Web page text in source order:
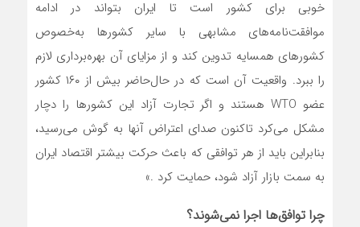
خوبی برای کشور است تا ایران بتواند در ادامه
موافقت‌نامه‌‌‌‌‌های مشابهی با سایر کشورها به‌خصوص
کشورهای همسایه تدوین کند و از مزایای آن بهره‌برداری لازم
را ببرد. واقعیت آن است که در حال‌حاضر بیش از ۱۶۰ کشور
عضو WTO هستند و اگر تجارت آزاد این کشورها را دچار
مشکل می‌کرد تاکنون صدای اعتراض آنها به گوش می‌رسید،
بنابراین باید از هر توافقی که باعث حرکت بیشتر اقتصاد ایران
به سمت بازار آزاد ‌شود، حمایت کرد .»
چرا توافق‌ها اجرا نمی‌شوند؟